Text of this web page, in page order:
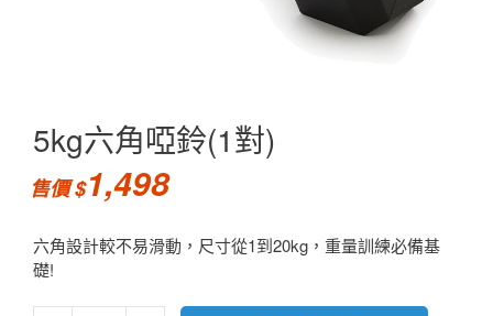
5kg六角啞鈴(1對)
1,498
六角設計較不易滑動，尺寸從1到20kg，重量訓練必備基
礎!